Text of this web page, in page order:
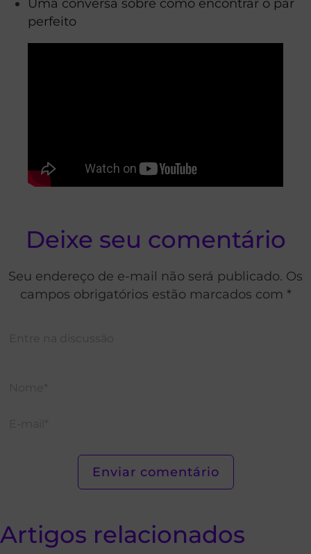
Uma conversa sobre como encontrar o par
perfeito
Deixe seu comentário
Seu endereço de e-mail não será publicado. Os
campos obrigatórios estão marcados com *
Artigos relacionados